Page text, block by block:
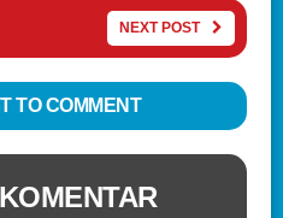
NEXT POST
TO COMMENT